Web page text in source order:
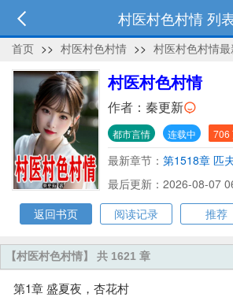
村医村色村情 列
首页 >> 村医村色村情 >> 村医村色村情
村医村色村情
作者： 秦更新
都市言情 连载中 706
最新章节： 第1518章 匹
最后更新：2026-08-07
返回书页
阅读记录 推荐
【村医村色村情】 共 1621 章
第1章 盛夏夜，杏花村